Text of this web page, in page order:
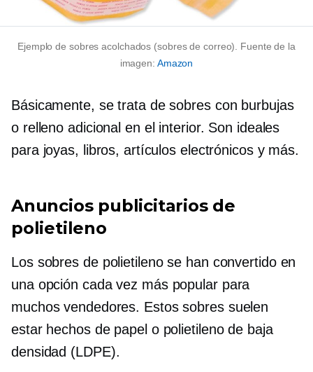
Ejemplo de sobres acolchados (sobres de correo). Fuente de la
imagen: Amazon
Básicamente, se trata de sobres con burbujas
o relleno adicional en el interior. Son ideales
para joyas, libros, artículos electrónicos y más.
Anuncios publicitarios de
polietileno
Los sobres de polietileno se han convertido en
una opción cada vez más popular para
muchos vendedores. Estos sobres suelen
estar hechos de papel o polietileno de baja
densidad (LDPE).